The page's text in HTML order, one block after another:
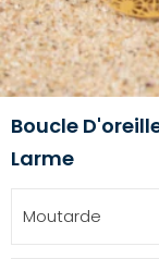
Boucle
Larme
Moutarde